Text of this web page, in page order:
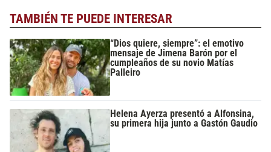
TAMBIÉN TE PUEDE INTERESAR
“Dios quiere, siempre”: el emotivo
mensaje de Jimena Barón por el
cumpleaños de su novio Matías
Palleiro
Helena Ayerza presentó a Alfonsina,
su primera hija junto a Gastón Gaudio